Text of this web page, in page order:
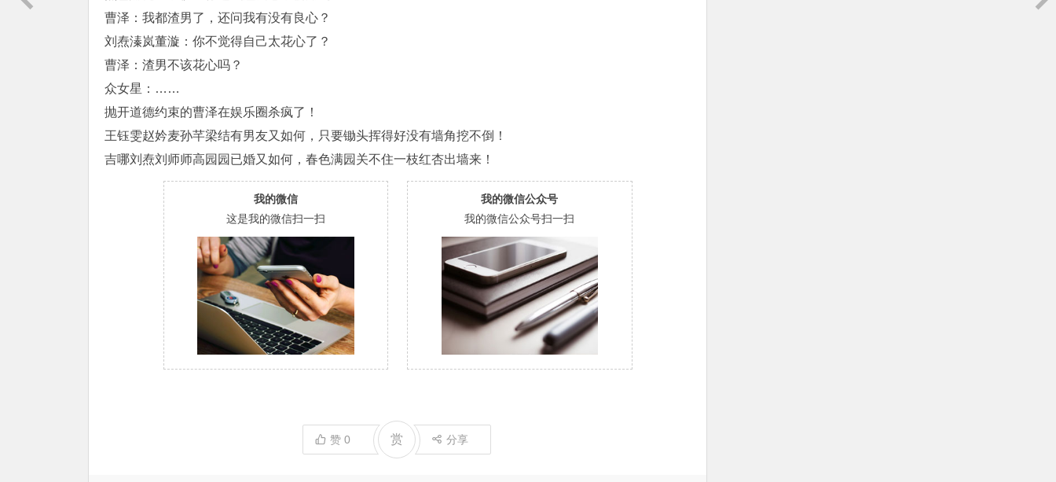
曹泽：我都渣男了，还问我有没有良心？
刘焘溱岚董漩：你不觉得自己太花心了？
曹泽：渣男不该花心吗？
众女星：……
抛开道德约束的曹泽在娱乐圈杀疯了！
王钰雯赵妗麦孙芊梁结有男友又如何，只要锄头挥得好没有墙角挖不倒！
吉哪刘焘刘师师高园园已婚又如何，春色满园关不住一枝红杏出墙来！
我的微信
这是我的微信扫一扫
我的微信公众号
我的微信公众号扫一扫
赞 0 赏 分享